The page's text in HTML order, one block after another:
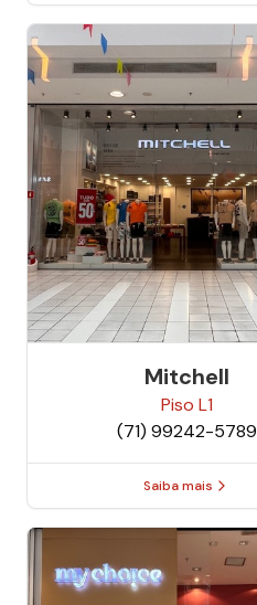
Mitchell
Piso L1
(71) 99242-5789
Saiba mais